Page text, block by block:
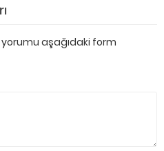
yorumu aşağıdaki form